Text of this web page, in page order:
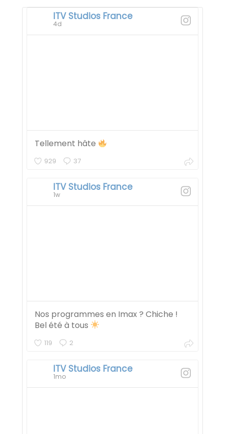
ITV Studios France
4d
Tellement hâte
929 37
ITV Studios France
1w
Nos programmes en Imax ? Chiche !
Bel été à tous
119 2
ITV Studios France
1mo